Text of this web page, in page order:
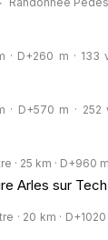
· D+260 m · 133
· D+570 m ·
25 km · D+960 m
Arles sur Tech
· 20 km · D+1020